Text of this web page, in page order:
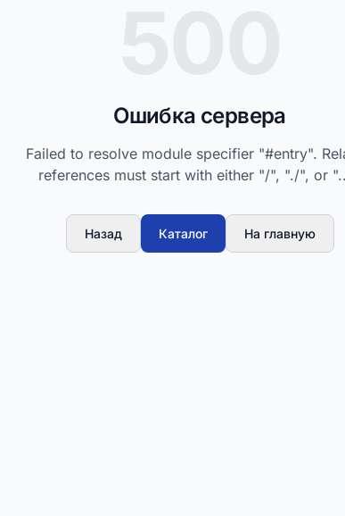
Ошибка сервера
Failed to resolve module specifier "#entry".
references must start with either "/", "./", or
Назад Каталог На главную